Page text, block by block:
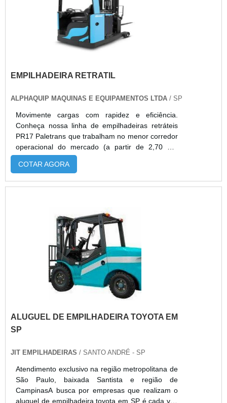
EMPILHADEIRA RETRATIL
ALPHAQUIP MAQUINAS E EQUIPAMENTOS LTDA / SP
Movimente cargas com rapidez e eficiência.
Conheça nossa linha de empilhadeiras retráteis
PR17 Paletrans que trabalham no menor corredor
operacional do mercado (a partir de 2,70 m).
Além de manutenção simples, as empilhadeiras
retráteis da Paletrans têm baixo custo de
linha PR17 pode operar em três turnos, apenas
recarga da bateria, é necessário um carregador
para bateria tracionária*. As empilhadeiras
retráteis Paletrans são
COTAR AGORA
ALUGUEL DE EMPILHADEIRA TOYOTA EM
SP
JIT EMPILHADEIRAS / SANTO ANDRÉ - SP
Atendimento exclusivo na região metropolitana de
São Paulo, baixada Santista e região de
CampinasA busca por empresas que realizam o
aluguel de empilhadeira toyota em SP é cada vez